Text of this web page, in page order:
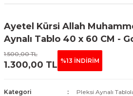
Tablolar
Ayetel Kürsi Allah
Aynalı Tablo 40 x 60 CM -
1.500,00 TL
1.300,00 TL %13 İNDİRİM
Kategori
Pleksi Aynalı